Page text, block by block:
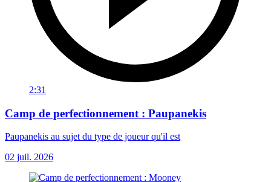
2:31
Camp de perfectionnement : Paupanekis
Paupanekis au sujet du type de joueur qu'il est
02 juil. 2026